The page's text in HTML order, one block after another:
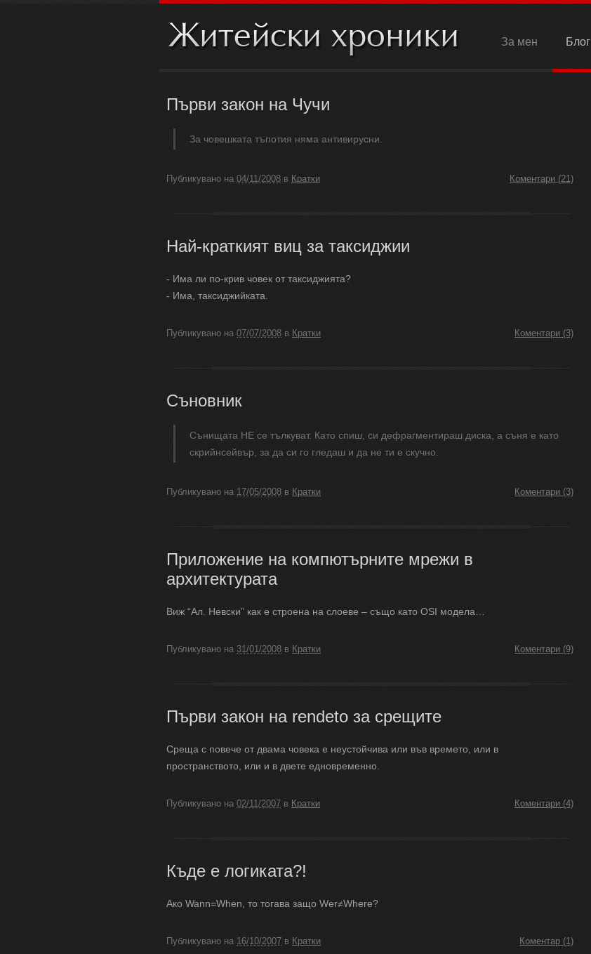
За мен Блог
Първи закон на Чучи
За човешката тъпотия няма антивирусни.
Коментари (21)
Публикувано на 04/11/2008 в Кратки
Най-краткият виц за таксиджии
- Има ли по-крив човек от таксиджията?
- Има, таксиджийката.
Коментари (3)
Публикувано на 07/07/2008 в Кратки
Съновник
Сънищата НЕ се тълкуват. Като спиш, си дефрагментираш диска, а съня е като
скрийнсейвър, за да си го гледаш и да не ти е скучно.
Коментари (3)
Публикувано на 17/05/2008 в Кратки
Приложение на компютърните мрежи в
архитектурата
Виж “Ал. Невски” как е строена на слоеве – също като OSI модела…
Коментари (9)
Публикувано на 31/01/2008 в Кратки
Първи закон на rendeto за срещите
Среща с повече от двама човека е неустойчива или във времето, или в
пространството, или и в двете едновременно.
Коментари (4)
Публикувано на 02/11/2007 в Кратки
Къде е логиката?!
Ако Wann=When, то тогава защо Wer≠Where?
Коментар (1)
Публикувано на 16/10/2007 в Кратки